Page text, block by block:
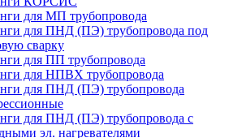
для МП трубопровода
для ПНД (ПЭ) трубопровода под
сварку
для ПП трубопровода
для НПВХ трубопровода
для ПНД (ПЭ) трубопровода
для ПНД (ПЭ) трубопровода с
эл. нагревателями